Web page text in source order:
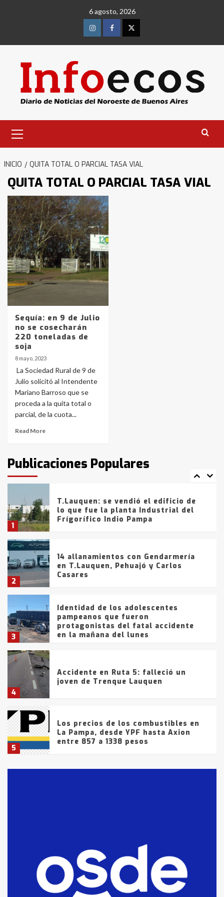
6 agosto, 2026
InstagramFacebookTwitter
primario
INICIO QUITA TOTAL O PARCIAL TASA VIAL
QUITA TOTAL O PARCIAL TASA VIAL
Sequía: en 9 de Julio
no se cosecharán
220 toneladas de
soja
8 mayo, 2023
La Sociedad Rural de 9 de
Julio solicitó al Intendente
Mariano Barroso que se
proceda a la quita total o
parcial, de la cuota...
Read More
Publicaciones Populares
3
Identidad de los adolescentes
pampeanos que fueron
protagonistas del fatal accidente
en la mañana del lunes
4
Accidente en Ruta 5: falleció un
5
Los precios de los combustibles en
6
La Bolsa de Cereales de Bahía
Blanca anticipa que Agosto vendrá
con lluvias y heladas, en gran parte
de la provincia
fueron detenidos por
comercialización de drogas en la
tarde del sábado
1
T.Lauquen: se vendió el edificio de
lo que fue la planta Industrial del
Frígorífico Indio Pampa
2
14 allanamientos con Gendarmería
en T.Lauquen, Pehuajó y Carlos
Casares
3
Identidad de los adolescentes
pampeanos que fueron
protagonistas del fatal accidente
en la mañana del lunes
4
Accidente en Ruta 5: falleció un
joven de Trenque Lauquen
5
Los precios de los combustibles en
La Pampa, desde YPF hasta Axion
entre 857 a 1338 pesos
fueron detenidos por
comercialización de drogas en la
tarde del sábado
T.Lauquen: se vendió el edificio de